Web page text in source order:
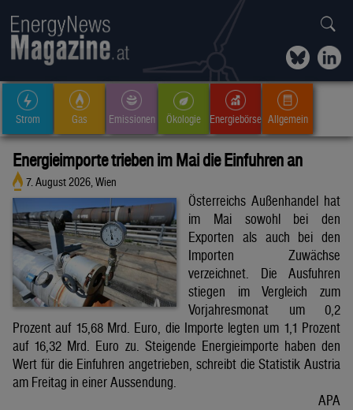
Strom Gas Emissionen Ökologie Energiebörse Allgemein
Energieimporte trieben im Mai die Einfuhren an
7. August 2026, Wien
Österreichs Außenhandel hat
im Mai sowohl bei den
Exporten als auch bei den
Importen Zuwächse
verzeichnet. Die Ausfuhren
stiegen im Vergleich zum
Vorjahresmonat um 0,2
Prozent auf 15,68 Mrd. Euro, die Importe legten um 1,1 Prozent
auf 16,32 Mrd. Euro zu. Steigende Energieimporte haben den
Wert für die Einfuhren angetrieben, schreibt die Statistik Austria
am Freitag in einer Aussendung.
APA